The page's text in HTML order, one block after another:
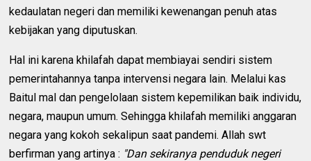
kedaulatan negeri dan memiliki kewenangan penuh atas
kebijakan yang diputuskan.
Hal ini karena khilafah dapat membiayai sendiri sistem
pemerintahannya tanpa intervensi negara lain. Melalui kas
Baitul mal dan pengelolaan sistem kepemilikan baik individu,
negara, maupun umum. Sehingga khilafah memiliki anggaran
negara yang kokoh sekalipun saat pandemi. Allah swt
berfirman yang artinya : "Dan sekiranya penduduk negeri